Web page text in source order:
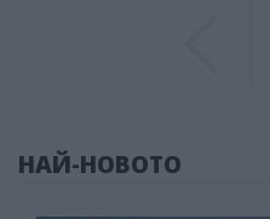
НАЙ-НОВОТО